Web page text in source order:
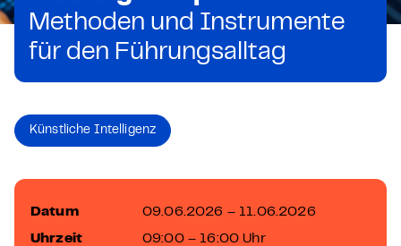
Methoden und Instrumente
für den Führungsalltag
Künstliche Intelligenz
Datum 09.06.2026 – 11.06.2026
Uhrzeit 09:00 – 16:00 Uhr